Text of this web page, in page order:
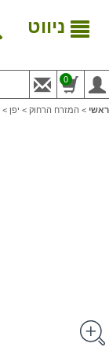
ניווט
0
ראשי > המזרח הרחוק > יפן >